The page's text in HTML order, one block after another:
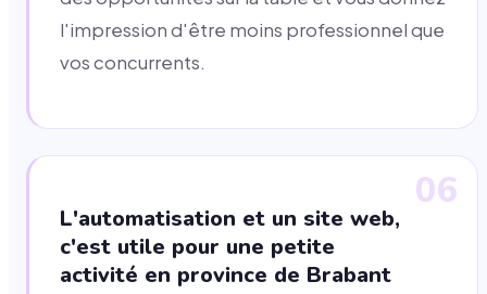
l'impression d'être moins professionnel que
vos concurrents.
06
L'automatisation et un site web,
c'est utile pour une petite
activité en province de Brabant